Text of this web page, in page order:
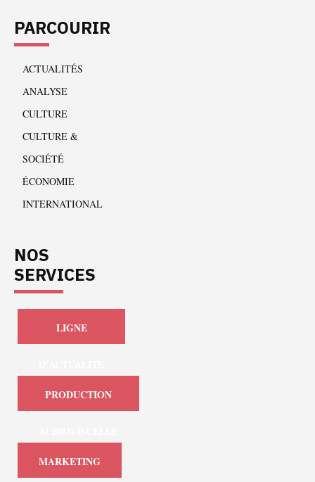
PARCOURIR
ACTUALITÉS
ANALYSE
CULTURE
CULTURE &
SOCIÉTÉ
ÉCONOMIE
INTERNATIONAL
NOS
SERVICES
LIGNE
PRODUCTION
MARKETING